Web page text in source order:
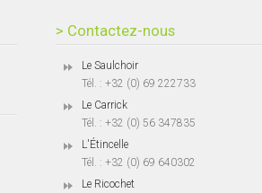
> Contactez-nous
Le Saulchoir
Tél. : +32 (0) 69 222733
Le Carrick
Tél. : +32 (0) 56 347835
L'Étincelle
Tél. : +32 (0) 69 640302
Le Ricochet